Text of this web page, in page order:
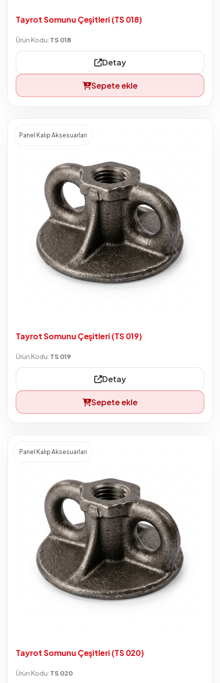
Tayrot Somunu Çeşitleri (TS 018)
Ürün Kodu: TS 018
Detay
Sepete ekle
Panel Kalıp Aksesuarları
Tayrot Somunu Çeşitleri (TS 019)
Ürün Kodu: TS 019
Detay
Sepete ekle
Panel Kalıp Aksesuarları
Tayrot Somunu Çeşitleri (TS 020)
Ürün Kodu: TS 020